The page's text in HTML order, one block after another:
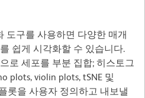
도구를 사용하면 다양한 매개
쉽게 시각화할 수 있습니다.
로 세포를 부분 집합; 히스토그
plots, violin plots, tSNE 및
롯을 사용자 정의하고 내보낼